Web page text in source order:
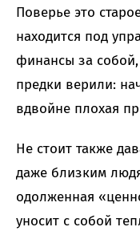
Поверье это
находится под
финансы за
предки верили:
вдвойне плохая
Не стоит также
даже близким
одолженная
уносит с собой